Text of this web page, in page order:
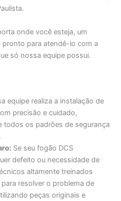
onde você esteja, um
para atendê-lo com a
só nossa equipe possui.
equipe realiza a instalação de
precisão e cuidado,
todos os padrões de segurança
Se seu fogão DCS
defeito ou necessidade de
altamente treinados
resolver o problema de
peças originais e